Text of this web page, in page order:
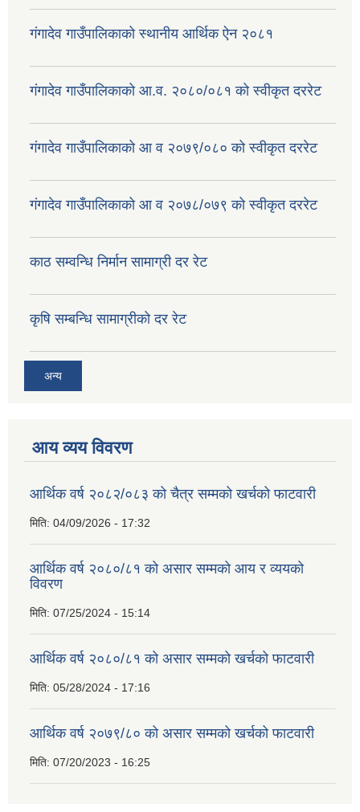
गंगादेव गाउँपालिकाको स्थानीय आर्थिक ऐन २०८१
गंगादेव गाउँपालिकाको आ.व. २०८०/०८१ को स्वीकृत दररेट
गंगादेव गाउँपालिकाको आ व २०७९/०८० को स्वीकृत दररेट
गंगादेव गाउँपालिकाको आ व २०७८/०७९ को स्वीकृत दररेट
काठ सम्वन्धि निर्मान सामाग्री दर रेट
कृषि सम्बन्धि सामाग्रीको दर रेट
अन्य
आय व्यय विवरण
आर्थिक वर्ष २०८२/०८३ को चैत्र सम्मको खर्चको फाटवारी
मिति: 04/09/2026 - 17:32
आर्थिक वर्ष २०८०/८१ को असार सम्मको आय र व्ययको
विवरण
मिति: 07/25/2024 - 15:14
आर्थिक वर्ष २०८०/८१ को असार सम्मको खर्चको फाटवारी
मिति: 05/28/2024 - 17:16
आर्थिक वर्ष २०७९/८० को असार सम्मको खर्चको फाटवारी
मिति: 07/20/2023 - 16:25